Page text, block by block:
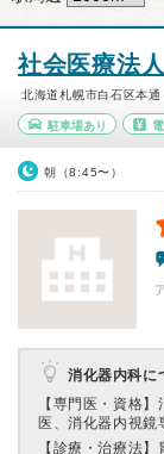
社会医療法
北海道札幌市白石区本
駐車場あり
朝（8:45〜）
消化器内科に
【専門医・資格】
医、消化器内視鏡
【診療・治療法】